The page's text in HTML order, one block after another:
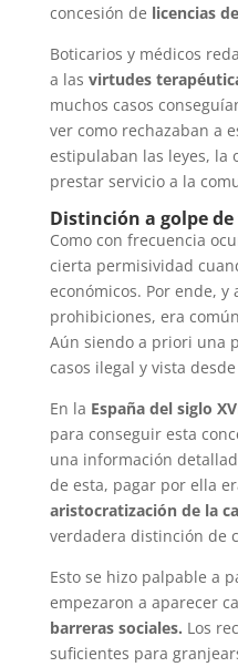
concesión de licencias
Boticarios y médicos
a las virtudes
muchos casos
ver como rechazaban a
estipulaban las leyes, la
prestar servicio a la
Distinción a golpe
Como con frecuencia
cierta permisividad
económicos. Por ende, y
prohibiciones, era común
Aún siendo a priori una
casos ilegal y vista
En la España del siglo
para conseguir esta
una información
de esta, pagar por ella
aristocratización de la
verdadera distinción de
Esto se hizo palpable a
empezaron a aparecer
barreras sociales. Los
suficientes para